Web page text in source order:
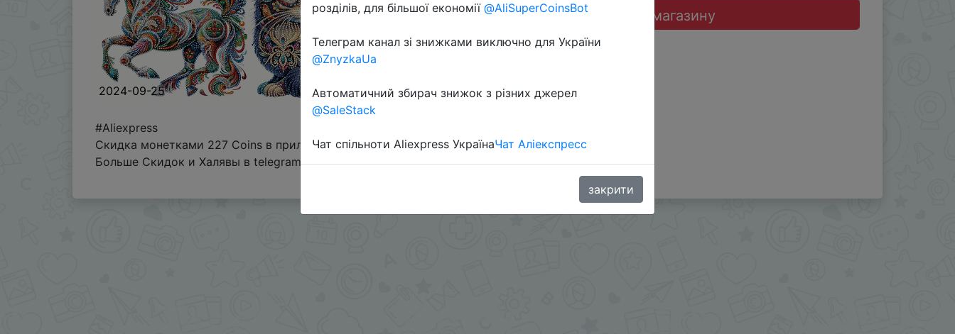
2024-09-25
Перейти до магазину
#Aliexpress
Скидка монетками 227 Coins в приложении.
Больше Скидок и Халявы в telegramt.me/%2B8jHVizJO6XY3M2Qy
розділів, для більшої економії @AliSuperCoinsBot
Телеграм канал зі знижками виключно для України
@ZnyzkaUa
Автоматичний збирач знижок з різних джерел
@SaleStack
Чат спільноти Aliexpress УкраїнаЧат Аліекспресс
закрити